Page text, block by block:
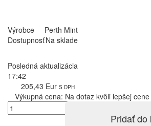
Výrobce
Perth Mint
DostupnosťNa sklade
Posledná aktualizácia
17:42
205,43 Eur S DPH
Výkupná cena: Na dotaz kvôli lepšej cene
Pridať do